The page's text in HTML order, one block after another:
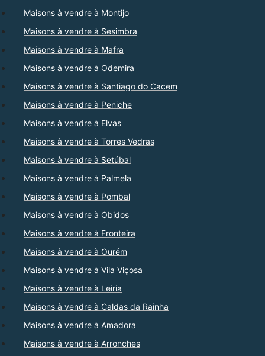
Maisons à vendre à Montijo
Maisons à vendre à Sesimbra
Maisons à vendre à Mafra
Maisons à vendre à Odemira
Maisons à vendre à Santiago do Cacem
Maisons à vendre à Peniche
Maisons à vendre à Elvas
Maisons à vendre à Torres Vedras
Maisons à vendre à Setúbal
Maisons à vendre à Palmela
Maisons à vendre à Pombal
Maisons à vendre à Obidos
Maisons à vendre à Fronteira
Maisons à vendre à Ourém
Maisons à vendre à Vila Viçosa
Maisons à vendre à Leiria
Maisons à vendre à Caldas da Rainha
Maisons à vendre à Amadora
Maisons à vendre à Arronches